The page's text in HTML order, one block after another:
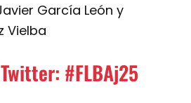
García León y
Vielba
#FLBAj25